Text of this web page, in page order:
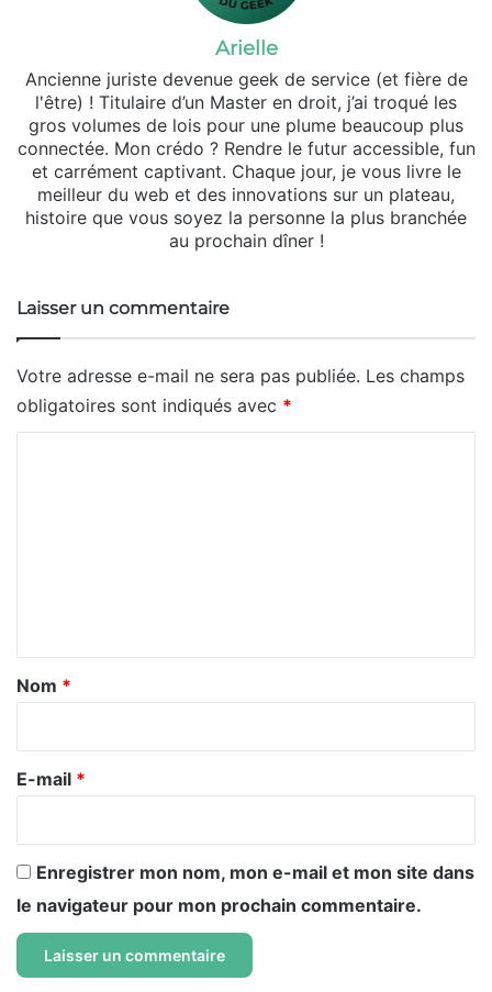
Arielle
Ancienne juriste devenue geek de service (et fière de
l'être) ! Titulaire d’un Master en droit, j’ai troqué les
gros volumes de lois pour une plume beaucoup plus
connectée. Mon crédo ? Rendre le futur accessible, fun
et carrément captivant. Chaque jour, je vous livre le
meilleur du web et des innovations sur un plateau,
histoire que vous soyez la personne la plus branchée
au prochain dîner !
Laisser un commentaire
Votre adresse e-mail ne sera pas publiée. Les champs
obligatoires sont indiqués avec *
a
r
e
Nom *
E-mail *
Enregistrer mon nom, mon e-mail et mon site dans
le navigateur pour mon prochain commentaire.